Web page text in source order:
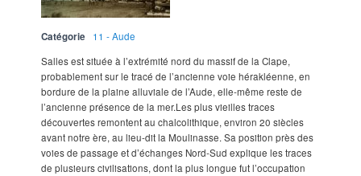
Catégorie
11 - Aude
Salles est située à l’extrémité nord du massif de la Clape,
probablement sur le tracé de l’ancienne voie hérakléenne, en
bordure de la plaine alluviale de l’Aude, elle-même reste de
l’ancienne présence de la mer.Les plus vieilles traces
découvertes remontent au chalcolithique, environ 20 siècles
avant notre ère, au lieu-dit la Moulinasse. Sa position près des
voies de passage et d’échanges Nord-Sud explique les traces
de plusieurs civilisations, dont la plus longue fut l’occupation